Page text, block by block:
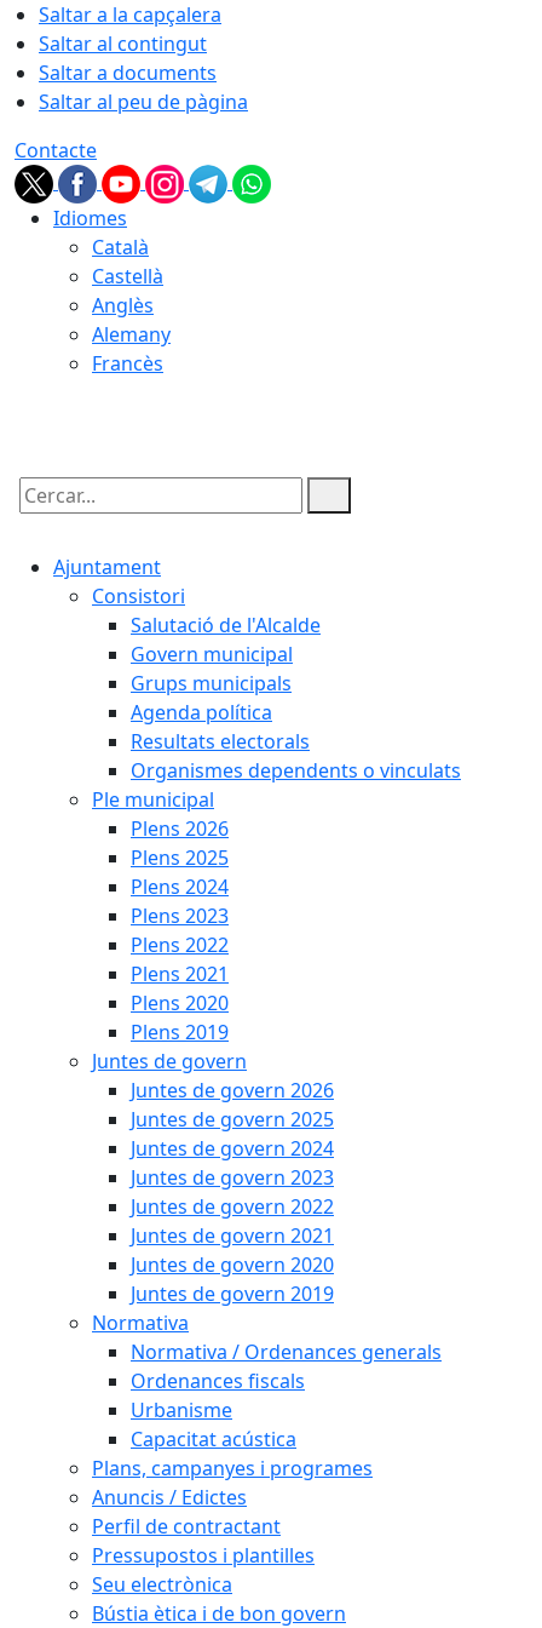
Saltar a la capçalera
Saltar al contingut
Saltar a documents
Saltar al peu de pàgina
Contacte
Idiomes
Català
Castellà
Anglès
Alemany
Francès
Cercar:
Ajuntament
Consistori
Salutació de l'Alcalde
Govern municipal
Grups municipals
Agenda política
Resultats electorals
Organismes dependents o vinculats
Ple municipal
Plens 2026
Plens 2025
Plens 2024
Plens 2023
Plens 2022
Plens 2021
Plens 2020
Plens 2019
Juntes de govern
Juntes de govern 2026
Juntes de govern 2025
Juntes de govern 2024
Juntes de govern 2023
Juntes de govern 2022
Juntes de govern 2021
Juntes de govern 2020
Juntes de govern 2019
Normativa
Normativa / Ordenances generals
Ordenances fiscals
Urbanisme
Capacitat acústica
Plans, campanyes i programes
Anuncis / Edictes
Perfil de contractant
Pressupostos i plantilles
Seu electrònica
Bústia ètica i de bon govern